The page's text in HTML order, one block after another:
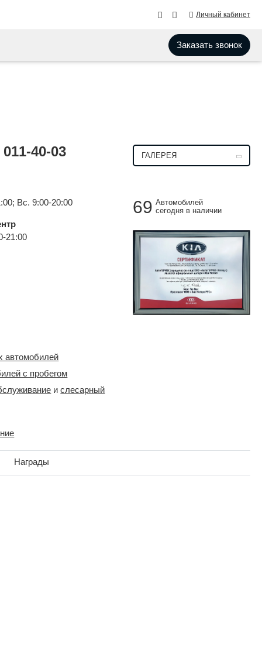
Личный кабинет
Заказать звонок
40-03
Вс. 9:00-20:00
21:00
автомобилей
с пробегом
ислесарный
ГАЛЕРЕЯ
69 Автомобилей
сегодня в наличии
Награды